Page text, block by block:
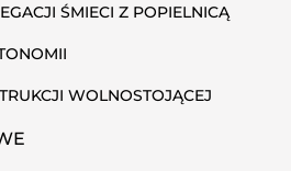
ŚMIECI Z POPIELNICĄ
WOLNOSTOJĄCEJ